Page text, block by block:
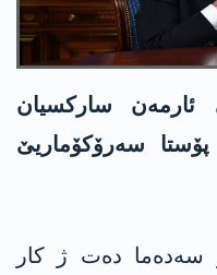
ئارمەن سارکسیان
سەرۆکۆماریێ
دەت ژ کار